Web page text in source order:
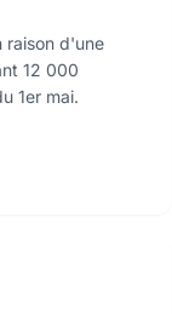
raison d'une
12 000
1er mai.